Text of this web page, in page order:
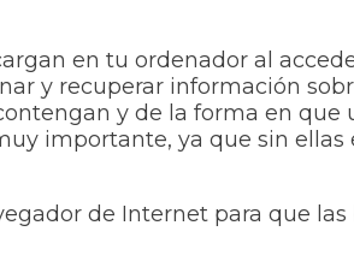
en tu ordenador al
y recuperar información
y de la forma en
importante, ya que sin ellas
de Internet para que